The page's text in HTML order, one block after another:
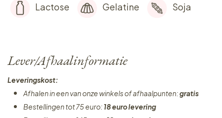
Lactose Gelatine Soja
Lever/Afhaalinformatie
Leveringskost:
Afhalen in een van onze winkels of afhaalpunten:gratis
Bestellingen tot 75 euro: 18 euro levering